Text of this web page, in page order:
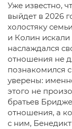
Уже известно,
выйдет в 2026
холостяку
и Колин
наслаждался
отношения не
познакомился
уверены:
этого не
братьев
отношения, а
с ним, Бенедикт